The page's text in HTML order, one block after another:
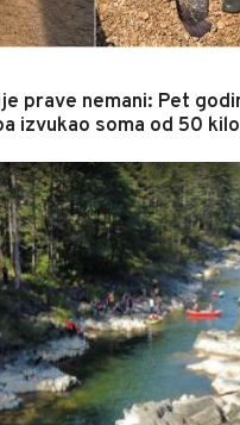
prave nemani: Pet
izvukao soma od 50